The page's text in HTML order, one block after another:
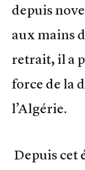
depuis
aux mains
retrait, il a
force de la
l’Algérie.
Depuis cet